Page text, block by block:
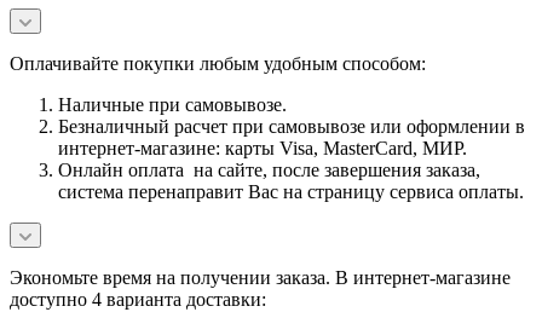
Оплачивайте покупки любым удобным способом:
Наличные при самовывозе.
Безналичный расчет при самовывозе или оформлении в
интернет-магазине: карты Visa, MasterCard, МИР.
Онлайн оплата на сайте, после завершения заказа,
система перенаправит Вас на страницу сервиса оплаты.
Экономьте время на получении заказа. В интернет-магазине
доступно 4 варианта доставки: